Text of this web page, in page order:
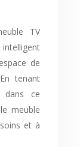
TV
de
tenant
dans ce
meuble
et à